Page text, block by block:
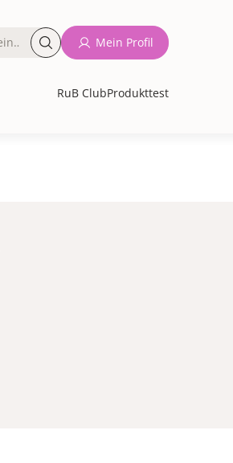
RuB ClubProdukttest
Mein Profil